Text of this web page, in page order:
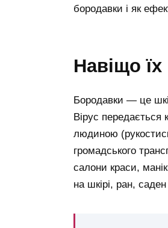
бородавки і як
навіщо
Бородавки — це
Вірус передається
людиною
громадського
салони краси,
на шкірі, ран, саден